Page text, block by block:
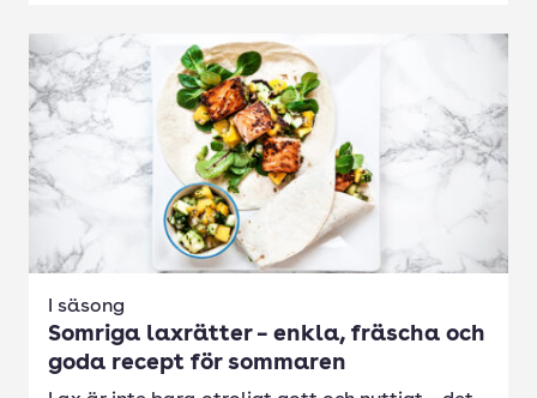
I säsong
Somriga laxrätter – enkla, fräscha och
goda recept för sommaren